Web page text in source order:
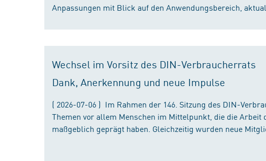
Anpassungen mit Blick auf den Anwendungsbereich,
Wechsel im Vorsitz des DIN-Verbraucherrats
Dank, Anerkennung und neue Impulse
( 2026-07-06 ) Im Rahmen der 146. Sitzung des DIN-
Themen vor allem Menschen im Mittelpunkt, die die
maßgeblich geprägt haben. Gleichzeitig wurden neue